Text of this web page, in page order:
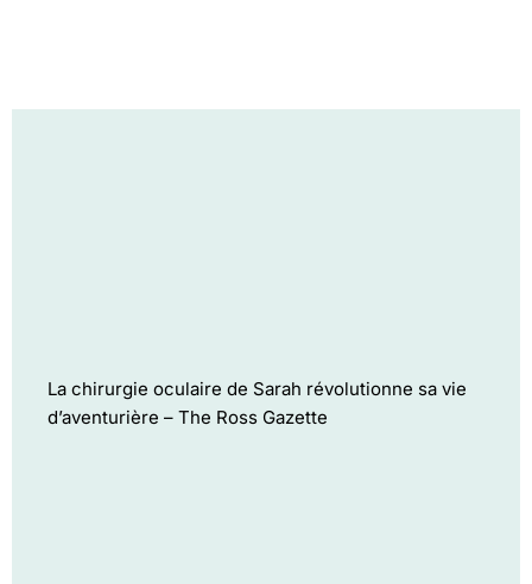
La chirurgie oculaire de Sarah révolutionne sa vie
d’aventurière – The Ross Gazette